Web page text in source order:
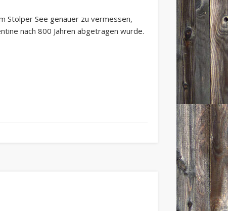
Stolper See genauer zu vermessen,
nach 800 Jahren abgetragen wurde.